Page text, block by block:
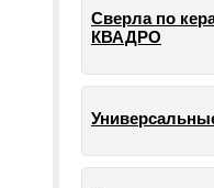
Сверла по
КВАДРО